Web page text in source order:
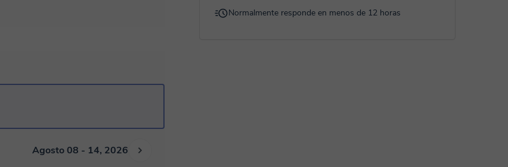
Normalmente responde en menos de 12 horas
atención plena (mindfulness),
de crecimiento interior. Cada
combinan reflexión, práctica
Agosto 08 - 14, 2026